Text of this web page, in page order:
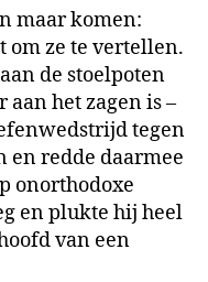
van
maar komen:
om ze te vertellen.
de stoelpoten
het zagen is –
tegen
en redde daarmee
onorthodoxe
en plukte hij heel
van een